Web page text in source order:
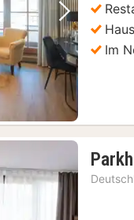
Nächstes
Im